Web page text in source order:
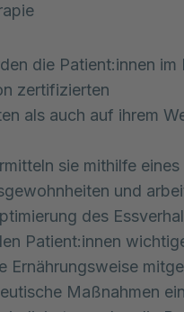
die Patient:innen im
zertifizierten
als auch auf ihrem
sie mithilfe eines
und
des
Patient:innen
Ernährungsweise
Maßnahmen